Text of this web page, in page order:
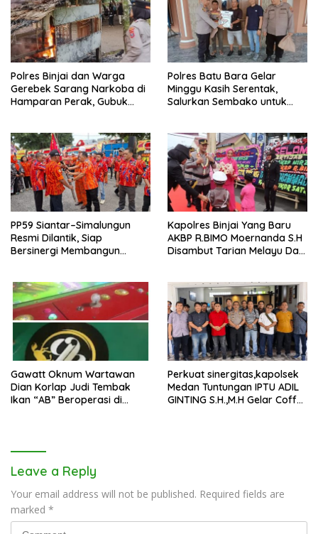
Polres Binjai dan Warga
Gerebek Sarang Narkoba di
Hamparan Perak, Gubuk
Polres Batu Bara Gelar
Minggu Kasih Serentak,
Salurkan Sembako untuk
PP59 Siantar–Simalungun
Resmi Dilantik, Siap
Bersinergi Membangun
Kapolres Binjai Yang Baru
AKBP R.BIMO Moernanda S.H
Disambut Tarian Melayu Dan
Gawatt Oknum Wartawan
Dian Korlap Judi Tembak
Ikan “AB” Beroperasi di
Perkuat sinergitas,kapolsek
Medan Tuntungan IPTU ADIL
GINTING S.H.,M.H Gelar Coffe
Leave a Reply
Your email address will not be published. Required fields are
marked *